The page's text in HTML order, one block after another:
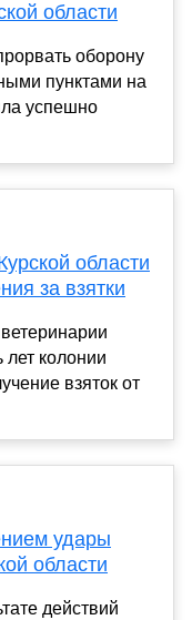
области
оборону
пунктами на
успешно
области
за взятки
лет колонии
взяток от
удары
области
действий